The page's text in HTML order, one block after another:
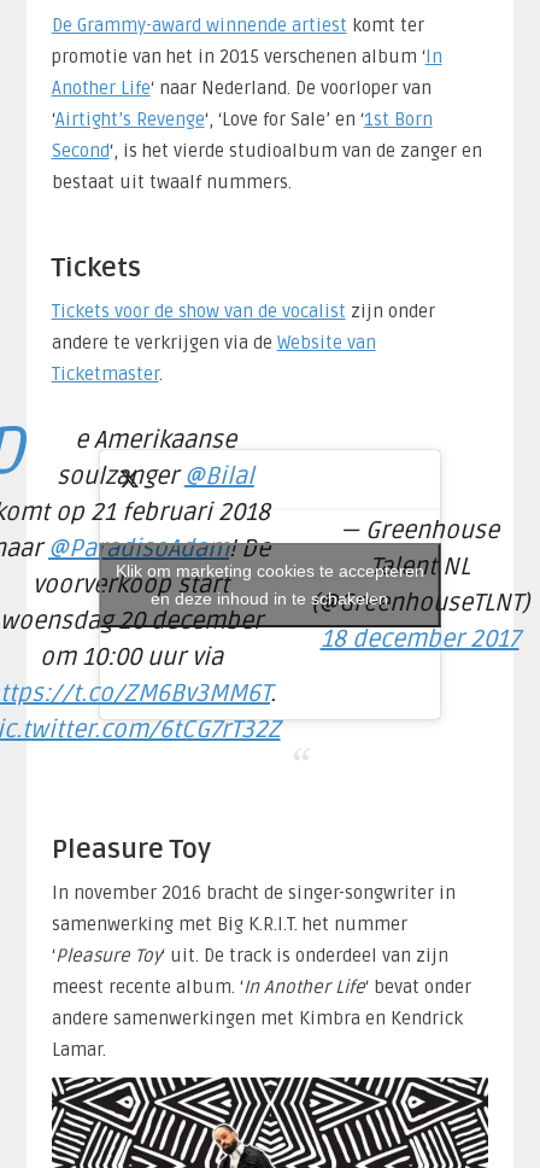
De Grammy-award winnende artiest komt ter
promotie van het in 2015 verschenen album ‘In
Another Life‘ naar Nederland. De voorloper van
‘Airtight’s Revenge‘, ‘Love for Sale’ en ‘1st Born
Second‘, is het vierde studioalbum van de zanger en
bestaat uit twaalf nummers.
Tickets
Tickets voor de show van de vocalist zijn onder
andere te verkrijgen via de Website van
Ticketmaster.
e Amerikaanse
soulzanger@Bilal
op 21 februari 2018
@ParadisoAdam! De
voorverkoop start
woensdag 20 december
om 10:00 uur via
t.co/ZM6Bv3MM6T.
6tCG7rT32Z
— Greenhouse
Talent NL
(@GreenhouseTLNT)
18 december 2017
Klik om marketing cookies te accepteren
en deze inhoud in te schakelen
Pleasure Toy
In november 2016 bracht de singer-songwriter in
samenwerking met Big K.R.I.T. het nummer
‘Pleasure Toy‘ uit. De track is onderdeel van zijn
meest recente album. ‘In Another Life‘ bevat onder
andere samenwerkingen met Kimbra en Kendrick
Lamar.